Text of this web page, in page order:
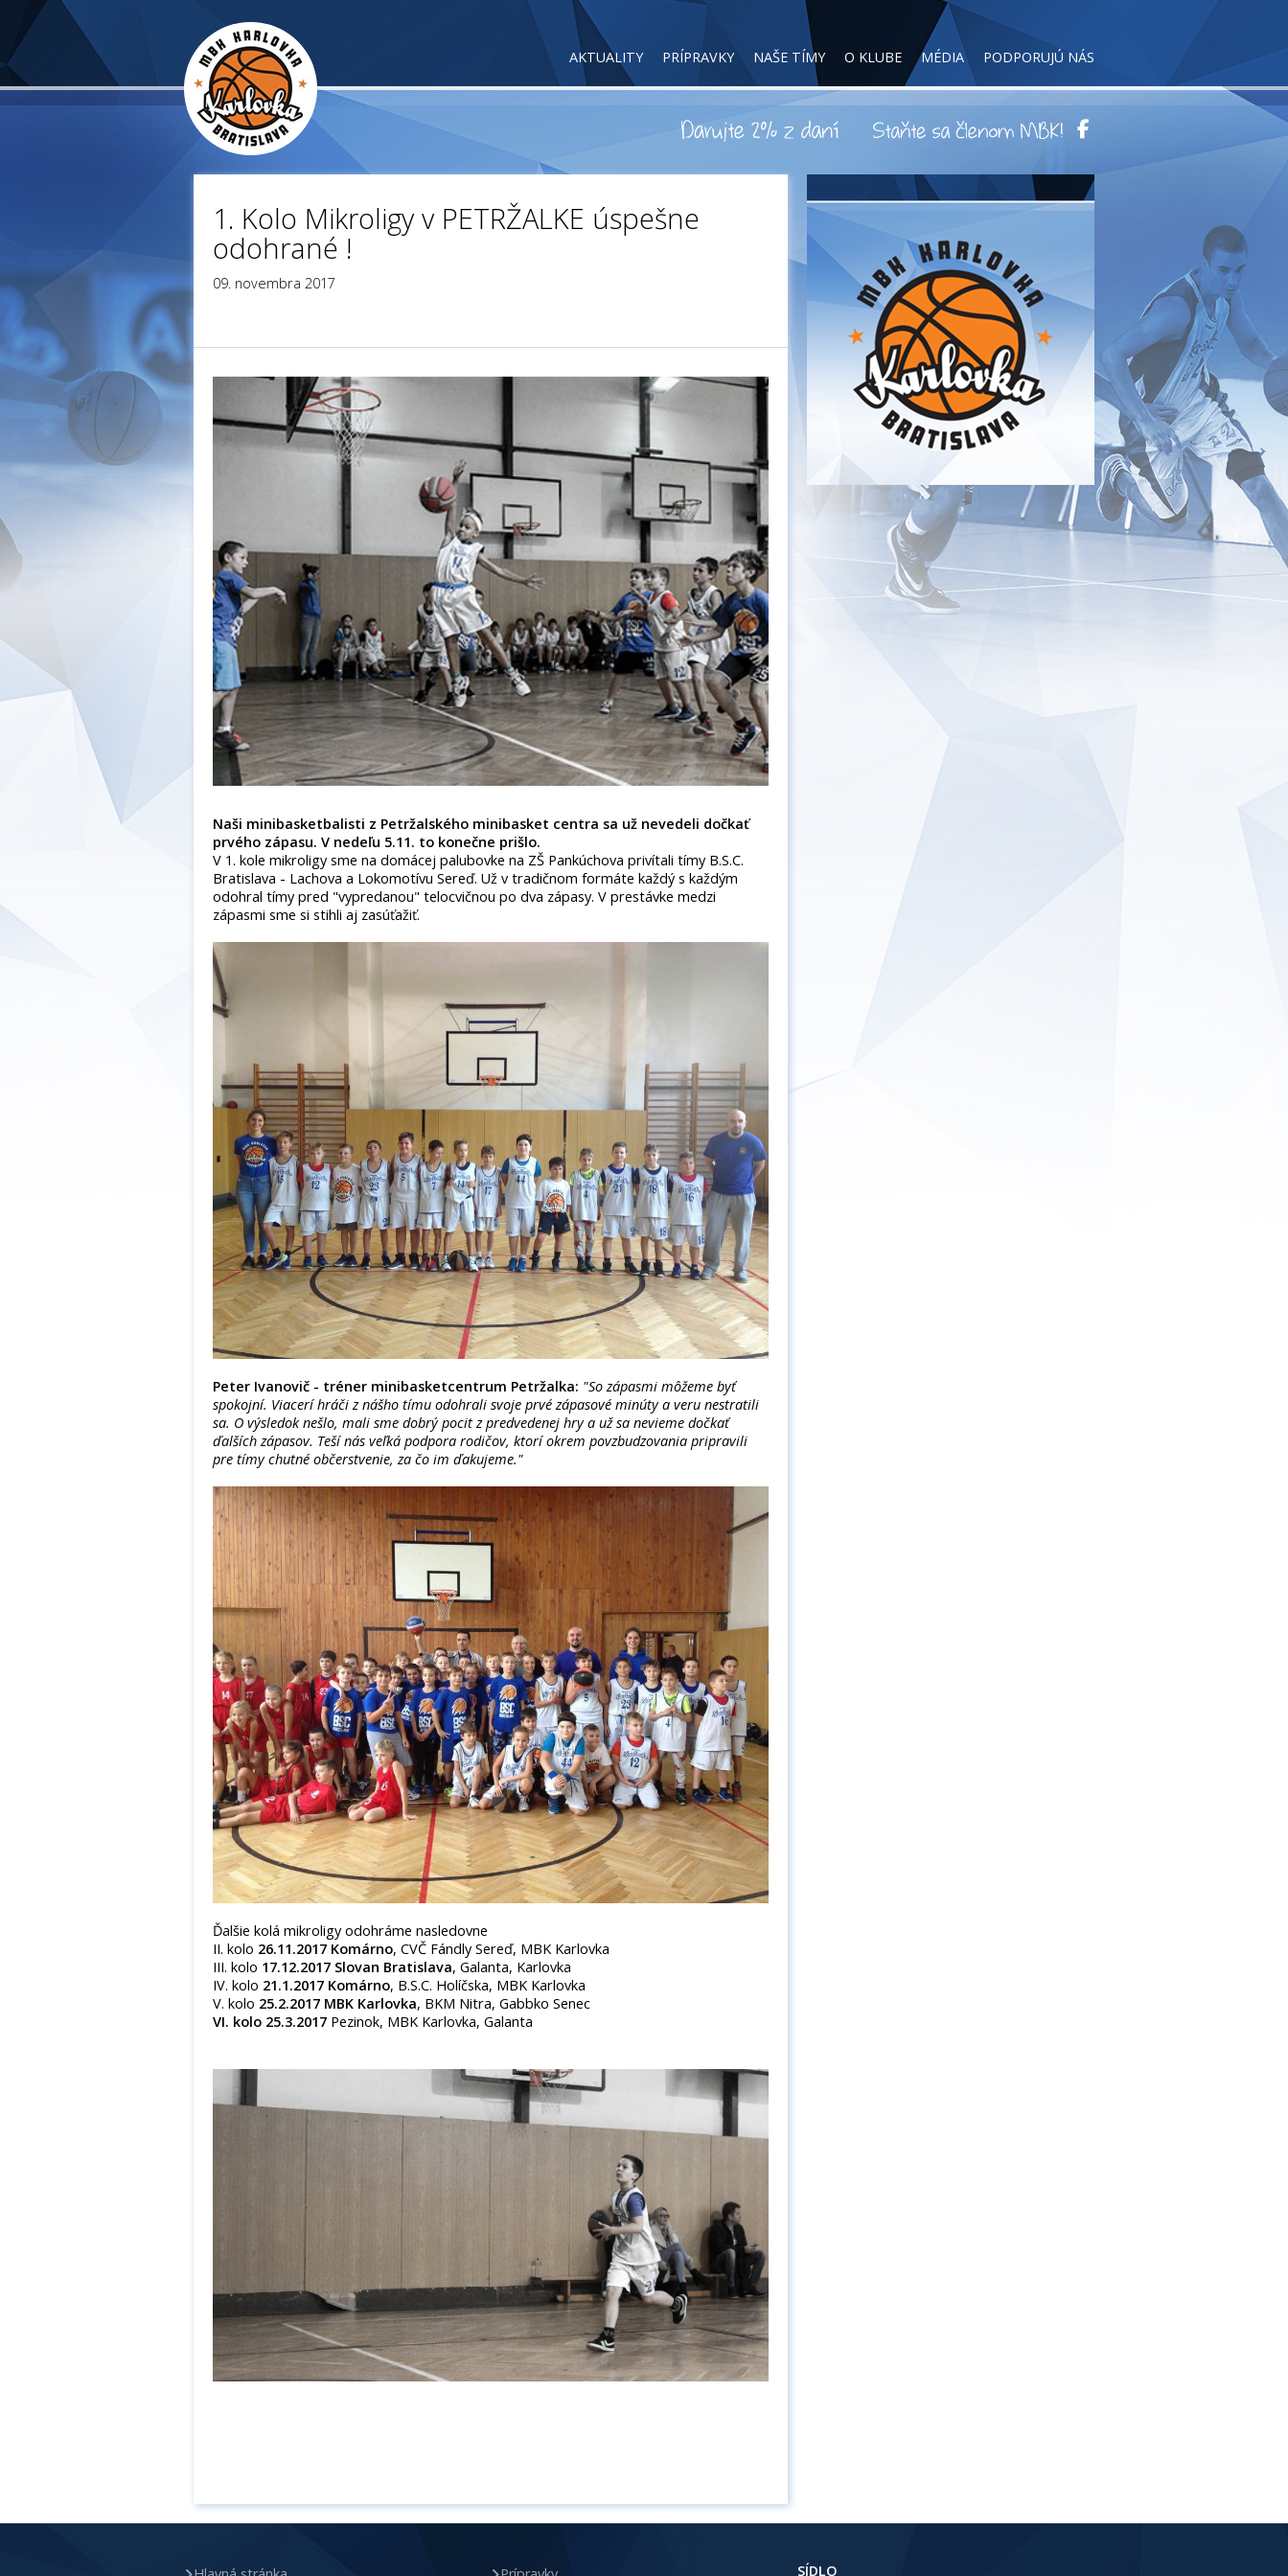
AKTUALITY PRÍPRAVKY NAŠE TÍMY O KLUBE MÉDIA PODPORUJÚ NÁS
1. Kolo Mikroligy v PETRŽALKE úspešne
odohrané !
09. novembra 2017
Naši minibasketbalisti z Petržalského minibasket centra sa už nevedeli dočkať
prvého zápasu. V nedeľu 5.11. to konečne prišlo.
V 1. kole mikroligy sme na domácej palubovke na ZŠ Pankúchova privítali tímy B.S.C.
Bratislava - Lachova a Lokomotívu Sereď. Už v tradičnom formáte každý s každým
odohral tímy pred "vypredanou" telocvičnou po dva zápasy. V prestávke medzi
zápasmi sme si stihli aj zasúťažiť.
Peter Ivanovič - tréner minibasketcentrum Petržalka: "So zápasmi môžeme byť
spokojní. Viacerí hráči z nášho tímu odohrali svoje prvé zápasové minúty a veru nestratili
sa. O výsledok nešlo, mali sme dobrý pocit z predvedenej hry a už sa nevieme dočkať
ďalších zápasov. Teší nás veľká podpora rodičov, ktorí okrem povzbudzovania pripravili
pre tímy chutné občerstvenie, za čo im ďakujeme."
Ďalšie kolá mikroligy odohráme nasledovne
II. kolo 26.11.2017 Komárno, CVČ Fándly Sereď, MBK Karlovka
III. kolo 17.12.2017 Slovan Bratislava, Galanta, Karlovka
IV. kolo 21.1.2017 Komárno, B.S.C. Holíčska, MBK Karlovka
V. kolo 25.2.2017 MBK Karlovka, BKM Nitra, Gabbko Senec
VI. kolo 25.3.2017 Pezinok, MBK Karlovka, Galanta
SÍDLO